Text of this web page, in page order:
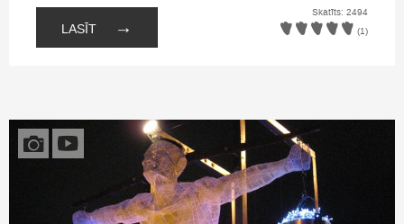
LASĪT →
Skatīts: 2494
(1)